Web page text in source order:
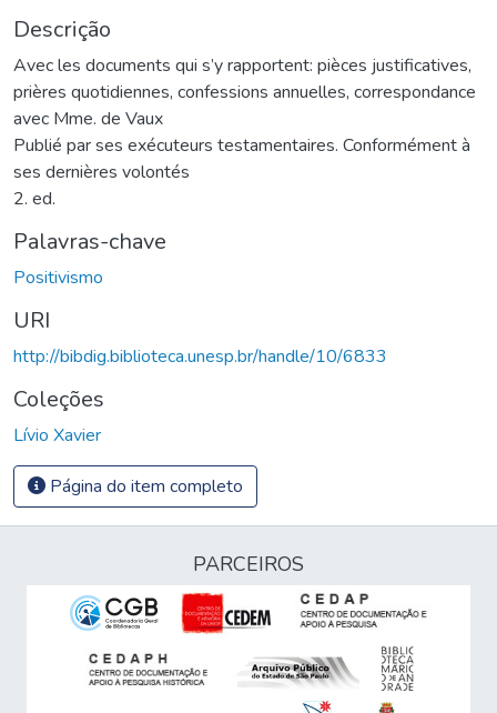
Descrição
Avec les documents qui s’y rapportent: pièces justificatives,
prières quotidiennes, confessions annuelles, correspondance
avec Mme. de Vaux
Publié par ses exécuteurs testamentaires. Conformément à
ses dernières volontés
2. ed.
Palavras-chave
Positivismo
URI
http://bibdig.biblioteca.unesp.br/handle/10/6833
Coleções
Lívio Xavier
Página do item completo
PARCEIROS